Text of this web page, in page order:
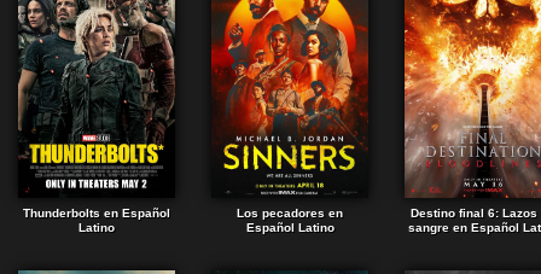
Thunderbolts en Español
Latino
Los pecadores en
Español Latino
Destino final 6: Lazos
sangre en Español